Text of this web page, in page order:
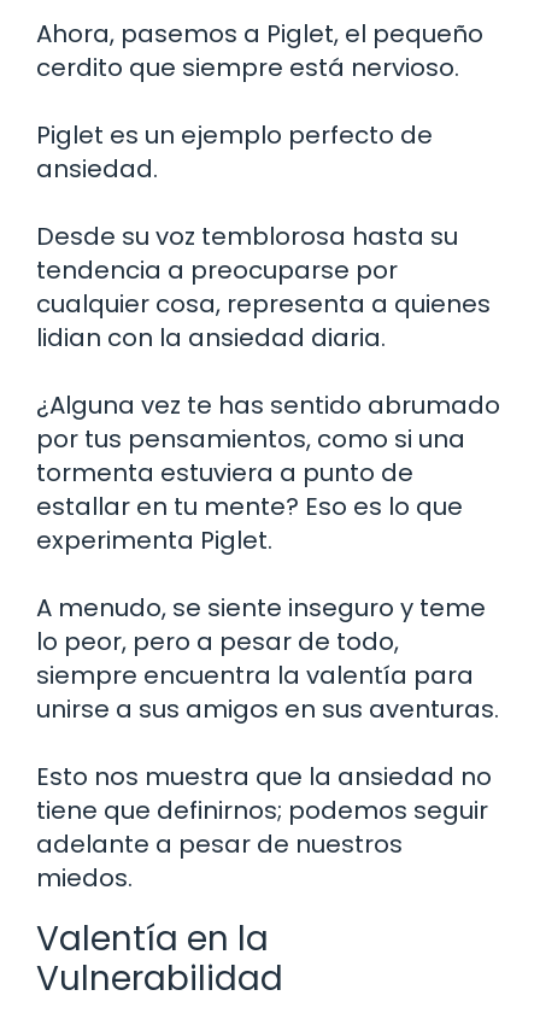
Ahora, pasemos a Piglet, el pequeño
cerdito que siempre está nervioso.
Piglet es un ejemplo perfecto de
ansiedad.
Desde su voz temblorosa hasta su
tendencia a preocuparse por
cualquier cosa, representa a quienes
lidian con la ansiedad diaria.
¿Alguna vez te has sentido abrumado
por tus pensamientos, como si una
tormenta estuviera a punto de
estallar en tu mente? Eso es lo que
experimenta Piglet.
A menudo, se siente inseguro y teme
lo peor, pero a pesar de todo,
siempre encuentra la valentía para
unirse a sus amigos en sus aventuras.
Esto nos muestra que la ansiedad no
tiene que definirnos; podemos seguir
adelante a pesar de nuestros
miedos.
Valentía en la
Vulnerabilidad